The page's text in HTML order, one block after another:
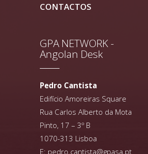
CONTACTOS
GPA NETWORK -
Angolan Desk
Pedro Cantista
Edifício Amoreiras Square
Rua Carlos Alberto da Mota
Pinto, 17 – 3º B
1070-313 Lisboa
E: pedro.cantista@gpasa.pt